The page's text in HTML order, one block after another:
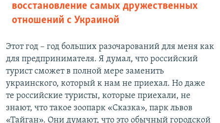
восстановление самых дружественных
отношений с Украиной
Этот год – год больших разочарований для меня как
для предпринимателя. Я думал, что российский
турист сможет в полной мере заменить
украинского, который к нам не приехал. Но даже
те российские туристы, которые приехали, не
знают, что такое зоопарк «Сказка», парк львов
«Тайган». Они думают, что это обычный городской